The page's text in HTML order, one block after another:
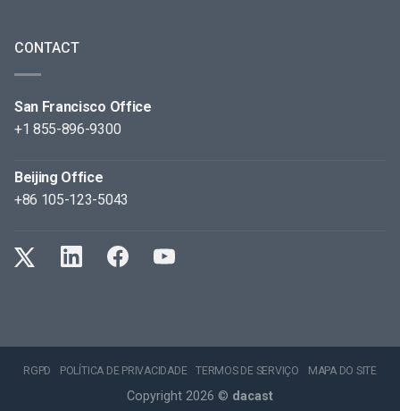
CONTACT
San Francisco Office
+1 855-896-9300
Beijing Office
+86 105-123-5043
RGPD POLÍTICA DE PRIVACIDADE TERMOS DE SERVIÇO MAPA DO SITE
Copyright 2026 © dacast